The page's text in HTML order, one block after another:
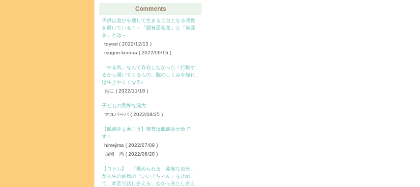
Comments
子供は遊びを通して生きる土台となる感覚
を磨いている！～「固有受容覚」と「前庭
覚」とは～
toyosi ( 2022/12/13 )
tsuguo-kodera ( 2022/06/15 )
「やる気」なんて存在しなかった！行動す
るから湧いてくるもの。脳のしくみを知れ
ば生きやすくなる♪
おに ( 2022/11/18 )
子どもの意外な脳力
マユバーバ ( 2022/08/25 )
【肌感覚を磨こう】農業は肌感覚が命で
す！
himejima ( 2022/07/09 )
西岡 均 ( 2022/06/28 )
【コラム】 「褒められる、素敵な自分」
が人生の目標の「いい子ちゃん」を止め
て、本音で話し合える、心から充たし合え